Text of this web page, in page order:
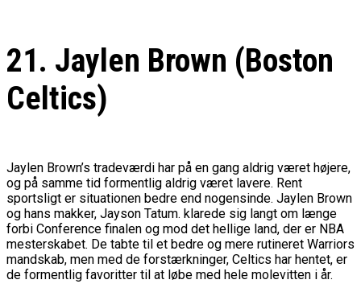
21. Jaylen Brown (Boston
Celtics)
Jaylen Brown’s tradeværdi har på en gang aldrig været højere,
og på samme tid formentlig aldrig været lavere. Rent
sportsligt er situationen bedre end nogensinde. Jaylen Brown
og hans makker, Jayson Tatum. klarede sig langt om længe
forbi Conference finalen og mod det hellige land, der er NBA
mesterskabet. De tabte til et bedre og mere rutineret Warriors
mandskab, men med de forstærkninger, Celtics har hentet, er
de formentlig favoritter til at løbe med hele molevitten i år.